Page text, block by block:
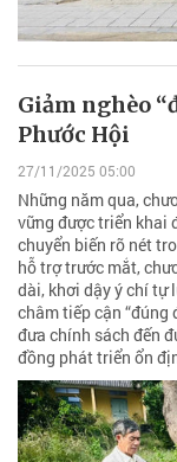
Giảm nghèo
Phước Hội
27/11/2025 05:00
Những năm qua,
vững được triển khai
chuyển biến rõ nét
hỗ trợ trước mắt,
dài, khơi dậy ý chí tự
châm tiếp cận
đưa chính sách đến
đồng phát triển ổn